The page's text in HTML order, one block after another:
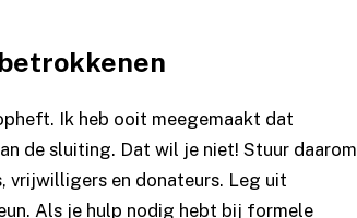
Ik heb ooit meegemaakt dat
de sluiting. Dat wil je niet! Stuur daarom
vrijwilligers en donateurs. Leg uit
Als je hulp nodig hebt bij formele